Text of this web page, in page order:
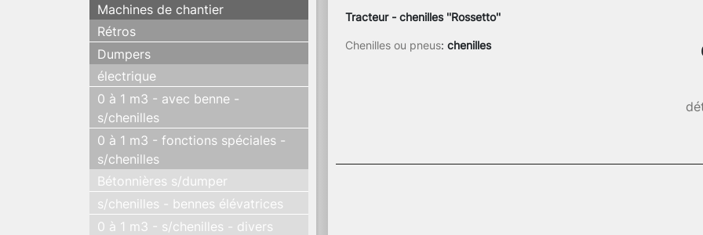
Machines de chantier
Rétros
Dumpers
électrique
0 à 1 m3 - avec benne -
s/chenilles
0 à 1 m3 - fonctions spéciales -
s/chenilles
Bétonnières s/dumper
s/chenilles - bennes élévatrices
0 à 1 m3 - s/chenilles - divers
Tracteur - chenilles ''Rossetto''
Chenilles ou pneus: chenilles